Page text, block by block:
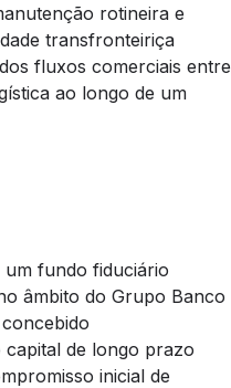
rotineira e
transfronteiriça
fluxos comerciais entre
ao longo de um
um fundo fiduciário
âmbito do Grupo Banco
de longo prazo
inicial de